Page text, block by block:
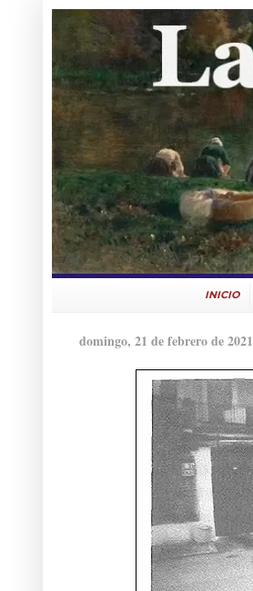
INICIO
domingo, 21 de febrero de 2021